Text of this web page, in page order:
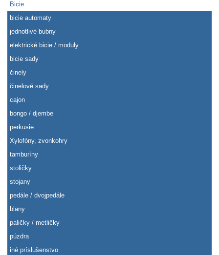
Bicie
bicie automaty
jednotlivé bubny
elektrické bicie / moduly
bicie sady
činely
činelové sady
cajon
bongo / djembe
perkusie
Xylofóny, zvonkohry
tamburíny
stoličky
stojany
pedále / dvojpedále
blany
paličky / metličky
púzdra
iné príslušenstvo